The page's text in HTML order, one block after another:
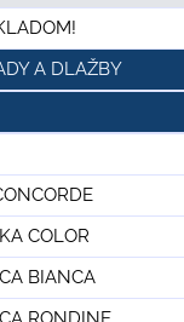
A DLAŽBY
COLOR
BIANCA